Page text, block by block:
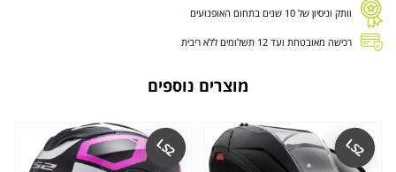
וותק וניסיון של 10 שנים בתחום האופנועים
רכישה מאובטחת ועד 12 תשלומים ללא ריבית
מוצרים נוספים
LS2
LS2